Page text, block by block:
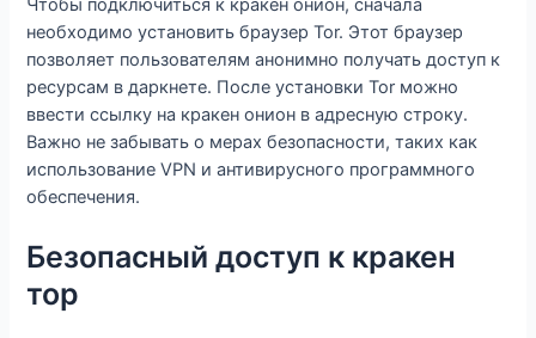
Чтобы подключиться к кракен онион, сначала
необходимо установить браузер Tor. Этот браузер
позволяет пользователям анонимно получать доступ к
ресурсам в даркнете. После установки Tor можно
ввести ссылку на кракен онион в адресную строку.
Важно не забывать о мерах безопасности, таких как
использование VPN и антивирусного программного
обеспечения.
Безопасный доступ к кракен
тор